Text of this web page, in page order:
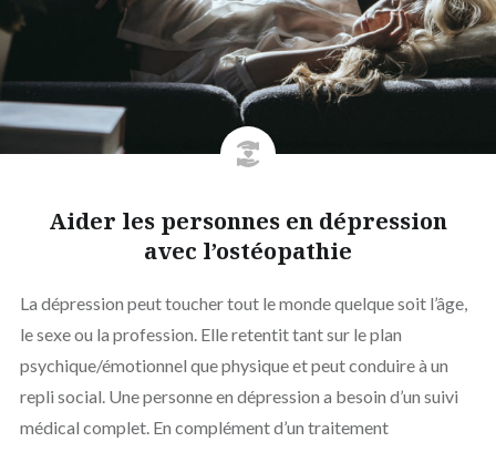
Aider les personnes en dépression
avec l’ostéopathie
La dépression peut toucher tout le monde quelque soit l’âge,
le sexe ou la profession. Elle retentit tant sur le plan
psychique/émotionnel que physique et peut conduire à un
repli social. Une personne en dépression a besoin d’un suivi
médical complet. En complément d’un traitement